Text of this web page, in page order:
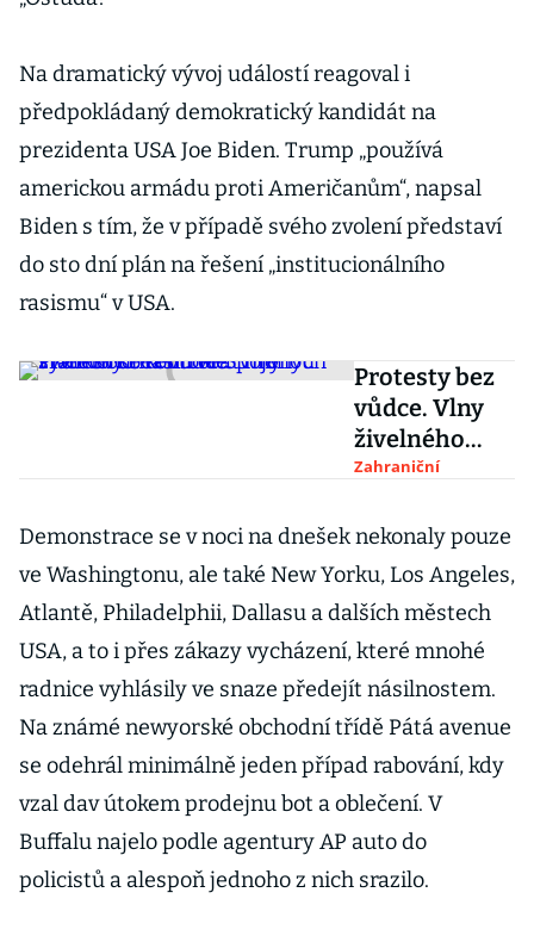
Na dramatický vývoj událostí reagoval i
předpokládaný demokratický kandidát na
prezidenta USA Joe Biden. Trump „používá
americkou armádu proti Američanům“, napsal
Biden s tím, že v případě svého zvolení představí
do sto dní plán na řešení „institucionálního
rasismu“ v USA.
Protesty bez
vůdce. Vlny
živelného
násilí ve
státech se
tentokrát
mohou
vymknout
kontrole
Zahraniční
Demonstrace se v noci na dnešek nekonaly pouze
ve Washingtonu, ale také New Yorku, Los Angeles,
Atlantě, Philadelphii, Dallasu a dalších městech
USA, a to i přes zákazy vycházení, které mnohé
radnice vyhlásily ve snaze předejít násilnostem.
Na známé newyorské obchodní třídě Pátá avenue
se odehrál minimálně jeden případ rabování, kdy
vzal dav útokem prodejnu bot a oblečení. V
Buffalu najelo podle agentury AP auto do
policistů a alespoň jednoho z nich srazilo.